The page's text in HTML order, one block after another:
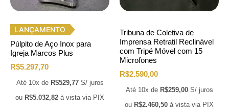
LANÇAMENTO
Púlpito de Aço Inox para
Igreja Marcos Plus
R$5.297,70
Até 10x de R$529,77 S/ juros
ou R$5.032,82 à vista via PIX
Tribuna de Coletiva de
Imprensa Retratil Reclinável
com Tripé Móvel com 15
Microfones
R$2.590,00
Até 10x de R$259,00 S/ juros
ou R$2.460,50 à vista via PIX